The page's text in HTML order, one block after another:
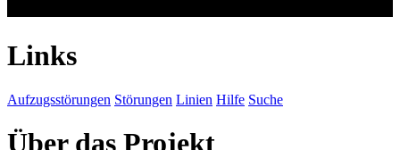
Links
Aufzugsstörungen Störungen Linien Hilfe Suche
Über das Projekt